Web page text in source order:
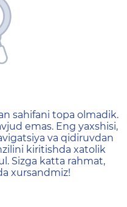
не
sahifani topa olmadik.
emas. Eng yaxshisi,
va qidiruvdan
kiritishda xatolik
Sizga katta rahmat,
xursandmiz!